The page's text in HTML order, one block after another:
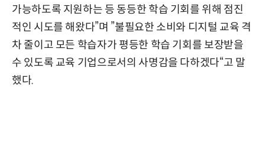
가능하도록 지원하는 등 동등한 학습 기회를 위해 점진
적인 시도를 해왔다”며 ”불필요한 소비와 디지털 교육 격
차 줄이고 모든 학습자가 평등한 학습 기회를 보장받을
수 있도록 교육 기업으로서의 사명감을 다하겠다“고 말
했다.